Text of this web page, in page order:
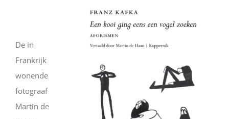
De in
Frankrijk
wonende
fotograaf
Martin de